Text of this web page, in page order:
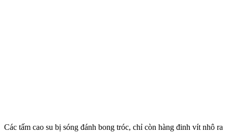
Các tấm cao su bị sóng đánh bong tróc, chỉ còn hàng đinh vít nhô ra